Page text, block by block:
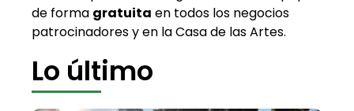
de forma gratuita en todos los negocios
patrocinadores y en la Casa de las Artes.
Lo último